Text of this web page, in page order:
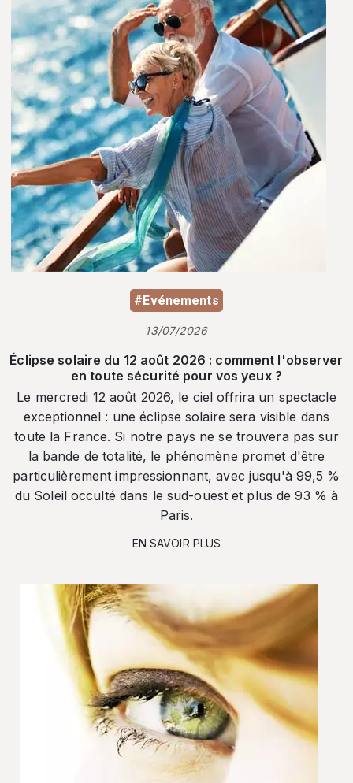
#Evénements
13/07/2026
Éclipse solaire du 12 août 2026 : comment l'observer
en toute sécurité pour vos yeux ?
Le mercredi 12 août 2026, le ciel offrira un spectacle
exceptionnel : une éclipse solaire sera visible dans
toute la France. Si notre pays ne se trouvera pas sur
la bande de totalité, le phénomène promet d'être
particulièrement impressionnant, avec jusqu'à 99,5 %
du Soleil occulté dans le sud-ouest et plus de 93 % à
Paris.
EN SAVOIR PLUS